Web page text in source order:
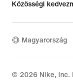
Közösségi
Magyarország
© 2026 Nike, Inc.